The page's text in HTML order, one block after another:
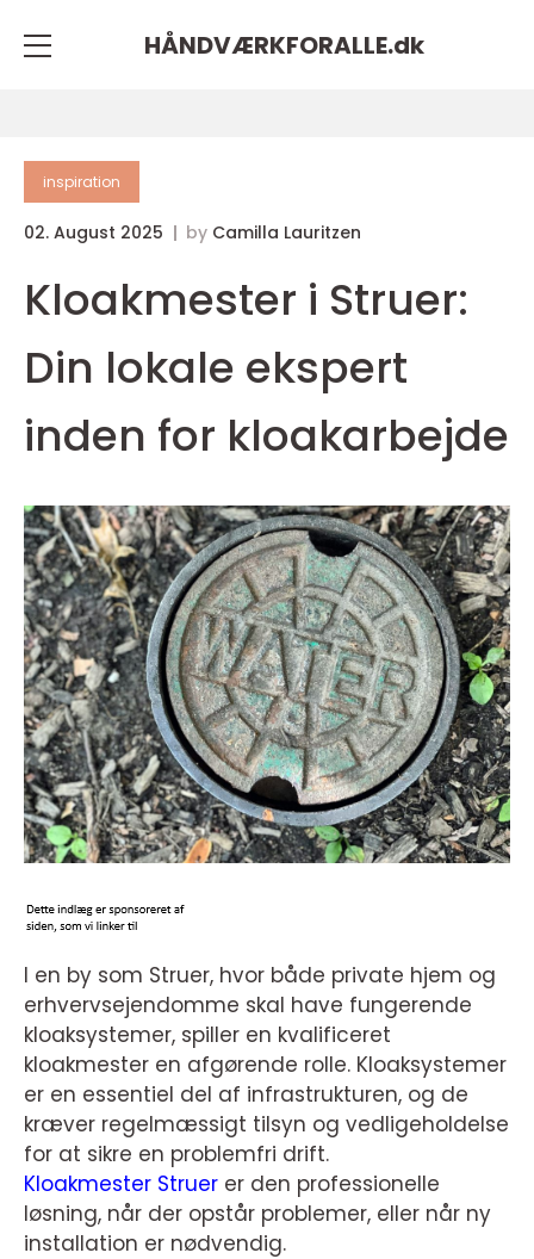
HÅNDVÆRKFORALLE.dk
inspiration
02. August 2025 by Camilla Lauritzen
Kloakmester i Struer:
Din lokale ekspert
inden for kloakarbejde
I en by som Struer, hvor både private hjem og
erhvervsejendomme skal have fungerende
kloaksystemer, spiller en kvalificeret
kloakmester en afgørende rolle. Kloaksystemer
er en essentiel del af infrastrukturen, og de
kræver regelmæssigt tilsyn og vedligeholdelse
for at sikre en problemfri drift.
Kloakmester Struer er den professionelle
løsning, når der opstår problemer, eller når ny
installation er nødvendig.